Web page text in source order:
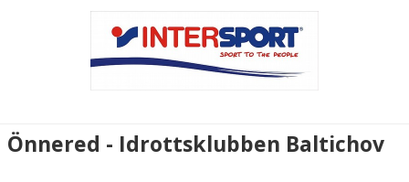
Önnered - Idrottsklubben Baltichov